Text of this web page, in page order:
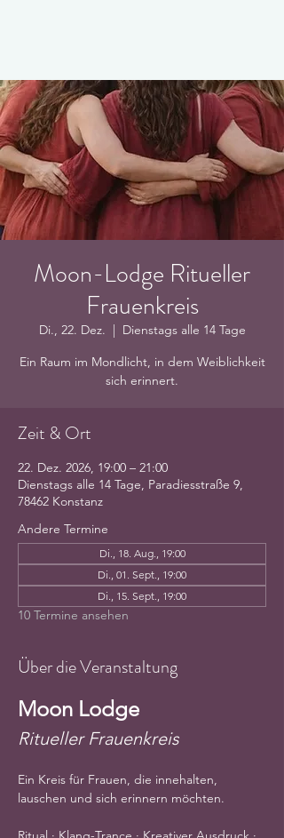
Moon-Lodge Ritueller
Frauenkreis
Di., 22. Dez.
  |
Dienstags alle 14 Tage
Ein Raum im Mondlicht, in dem Weiblichkeit
sich erinnert.
Zeit & Ort
22. Dez. 2026, 19:00 – 21:00
Dienstags alle 14 Tage, Paradiesstraße 9,
78462 Konstanz
Andere Termine
Di., 18. Aug., 19:00
Di., 01. Sept., 19:00
Di., 15. Sept., 19:00
10 Termine ansehen
Über die Veranstaltung
Moon Lodge
Ritueller Frauenkreis
Ein Kreis für Frauen, die innehalten,
lauschen und sich erinnern möchten.